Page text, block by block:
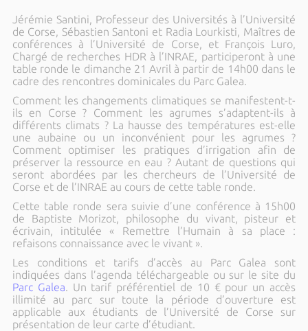
Jérémie Santini, Professeur des Universités à l’Université
de Corse, Sébastien Santoni et Radia Lourkisti, Maîtres de
conférences à l’Université de Corse, et François Luro,
Chargé de recherches HDR à l’INRAE, participeront à une
table ronde le dimanche 21 Avril à partir de 14h00 dans le
cadre des rencontres dominicales du Parc Galea.
Comment les changements climatiques se manifestent-t-
ils en Corse ? Comment les agrumes s’adaptent-ils à
différents climats ? La hausse des températures est-elle
une aubaine ou un inconvénient pour les agrumes ?
Comment optimiser les pratiques d’irrigation afin de
préserver la ressource en eau ? Autant de questions qui
seront abordées par les chercheurs de l’Université de
Corse et de l’INRAE au cours de cette table ronde.
Cette table ronde sera suivie d’une conférence à 15h00
de Baptiste Morizot, philosophe du vivant, pisteur et
écrivain, intitulée « Remettre l’Humain à sa place :
refaisons connaissance avec le vivant ».
Les conditions et tarifs d’accès au Parc Galea sont
indiquées dans l’agenda téléchargeable ou sur le site du
Parc Galea. Un tarif préférentiel de 10 € pour un accès
illimité au parc sur toute la période d’ouverture est
applicable aux étudiants de l’Université de Corse sur
présentation de leur carte d’étudiant.